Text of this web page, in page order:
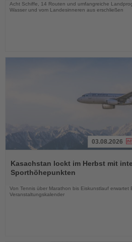
Acht Schiffe, 14 Routen und umfangreiche
Wasser und vom Landesinneren aus erschließen
Sie
die
Nachrichten
03.08.2026
Kasachstan lockt im Herbst mit
Sporthöhepunkten
Von Tennis über Marathon bis Eiskunstlauf erwartet
Veranstaltungskalender